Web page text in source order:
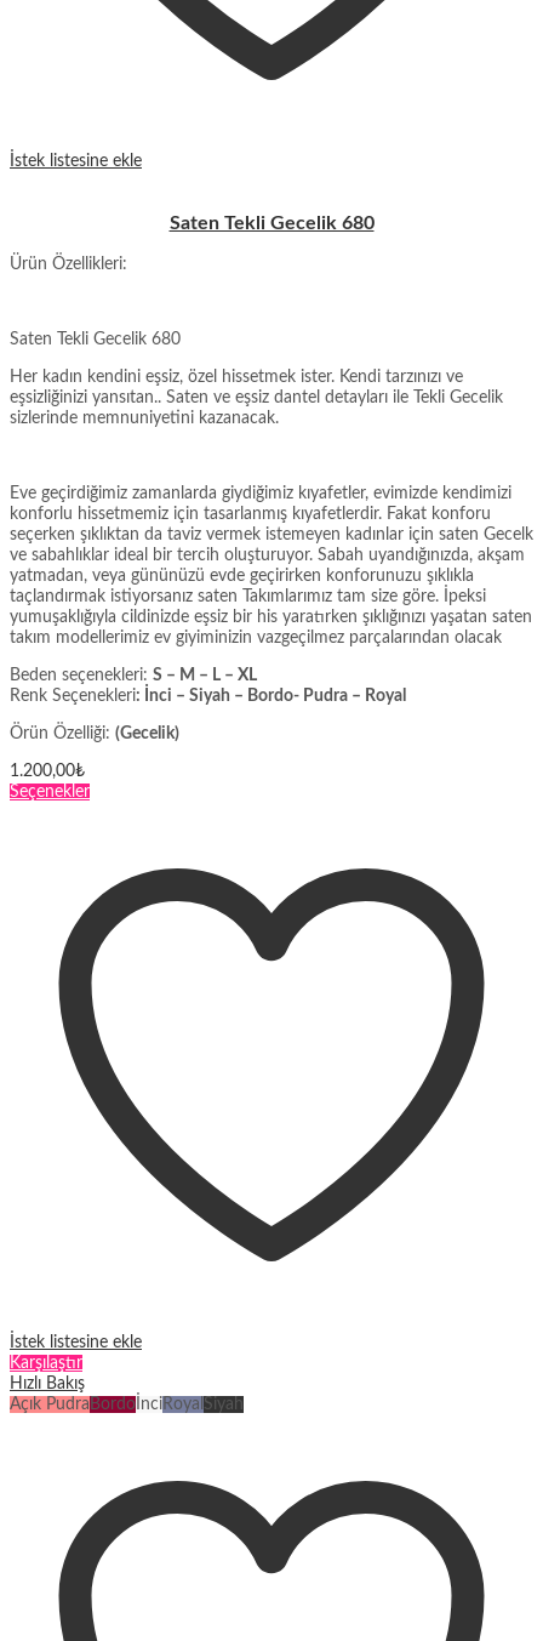
İstek listesine ekle
Saten Tekli Gecelik 680
Ürün Özellikleri:
Saten Tekli Gecelik 680
Her kadın kendini eşsiz, özel hissetmek ister. Kendi tarzınızı ve
eşsizliğinizi yansıtan.. Saten ve eşsiz dantel detayları ile Tekli Gecelik
sizlerinde memnuniyetini kazanacak.
Eve geçirdiğimiz zamanlarda giydiğimiz kıyafetler, evimizde kendimizi
konforlu hissetmemiz için tasarlanmış kıyafetlerdir. Fakat konforu
seçerken şıklıktan da taviz vermek istemeyen kadınlar için saten Gecelk
ve sabahlıklar ideal bir tercih oluşturuyor. Sabah uyandığınızda, akşam
yatmadan, veya gününüzü evde geçirirken konforunuzu şıklıkla
taçlandırmak istiyorsanız saten Takımlarımız tam size göre. İpeksi
yumuşaklığıyla cildinizde eşsiz bir his yaratırken şıklığınızı yaşatan saten
takım modellerimiz ev giyiminizin vazgeçilmez parçalarından olacak
Beden seçenekleri: S – M – L – XL
Renk Seçenekleri: İnci – Siyah – Bordo- Pudra – Royal
Örün Özelliği: (Gecelik)
1.200,00₺
SeçeneklerBu
varyasyonu
var.
Seçenekler
ürün
sayfasından
seçilebilir
İstek listesine ekle
Karşılaştır
Hızlı Bakış
Açık Pudra Bordo İnciRoyal Siyah